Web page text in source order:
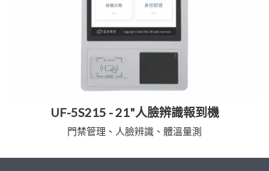
UF-5S215 - 21"人臉辨識報到機
門禁管理、人臉辨識、體溫量測